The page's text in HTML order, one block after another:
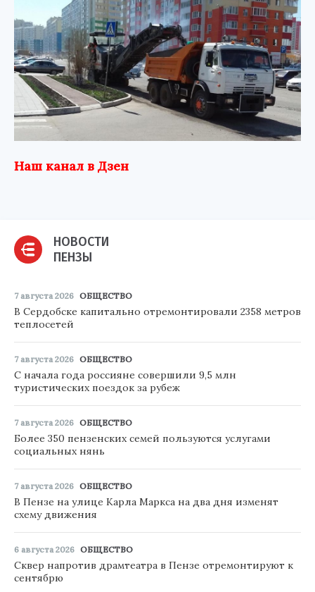
Наш канал в Дзен
НОВОСТИ
ПЕНЗЫ
7 августа 2026 ОБЩЕСТВО
В Сердобске капитально отремонтировали 2358 метров
теплосетей
7 августа 2026 ОБЩЕСТВО
С начала года россияне совершили 9,5 млн
туристических поездок за рубеж
7 августа 2026 ОБЩЕСТВО
Более 350 пензенских семей пользуются услугами
социальных нянь
7 августа 2026 ОБЩЕСТВО
В Пензе на улице Карла Маркса на два дня изменят
схему движения
6 августа 2026 ОБЩЕСТВО
Сквер напротив драмтеатра в Пензе отремонтируют к
сентябрю